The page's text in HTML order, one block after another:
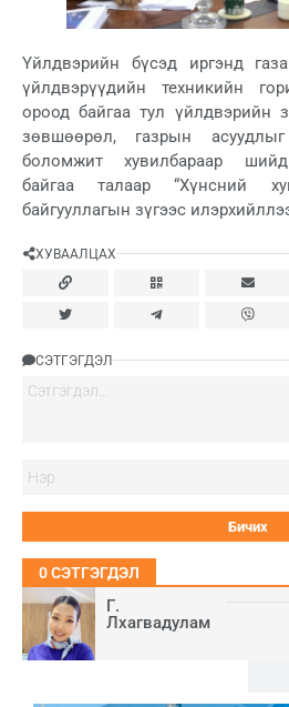
Г.
Лхагвадулам
Үйлдвэрийн бүсэд иргэнд
үйлдвэрүүдийн техникийн
ороод байгаа тул үйлдвэрийн
зөвшөөрөл, газрын
боломжит хувилбараар
байгаа талаар “Хүнсний
байгууллагын зүгээс
ХУВААЛЦАХ
СЭТГЭГДЭЛ
0СЭТГЭГДЭЛ